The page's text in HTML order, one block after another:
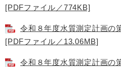
[PDFファイル／774KB]
令和８年度水質測定計画の
[PDFファイル／13.06MB]
令和８年度水質測定計画の